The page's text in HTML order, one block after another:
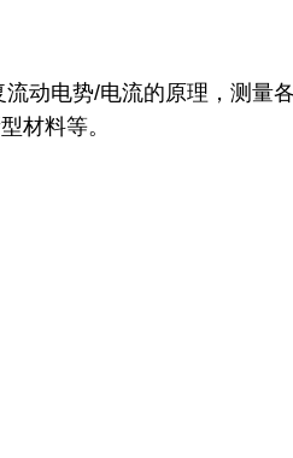
动电势/电流的原理，测量
材料等。